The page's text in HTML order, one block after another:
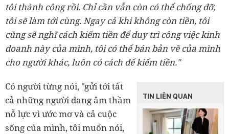
tôi thành công rồi. Chỉ cần vẫn còn có thể chống đỡ,
tôi sẽ làm tới cùng. Ngay cả khi không còn tiền, tôi
cũng sẽ nghĩ cách kiếm tiền để duy trì công việc kinh
doanh này của mình, tôi có thể bán bản vẽ của mình
cho người khác, luôn có cách để kiếm tiền."
TIN LIÊN QUAN
Có người từng nói, "gửi tới tất
cả những người đang âm thầm
nỗ lực vì ước mơ và cả cuộc
sống của mình, tôi muốn nói,